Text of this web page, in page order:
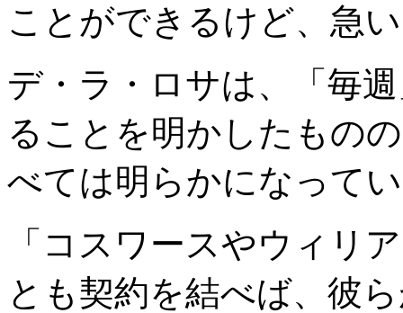
ことができるけど、急
デ・ラ・ロサは、「毎
ることを明かしたもの
べては明らかになって
「コスワースやウィリ
とも契約を結べば、彼